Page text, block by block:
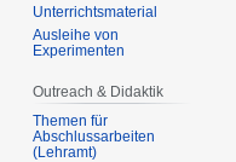
Unterrichtsmaterial
Ausleihe von
Experimenten
Outreach & Didaktik
Themen für
Abschlussarbeiten
(Lehramt)